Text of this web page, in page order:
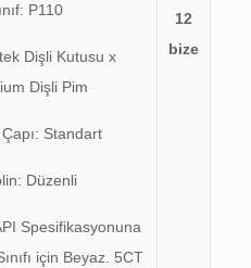
P110
Dişli Kutusu x
Dişli Pim
Standart
Düzenli
Spesifikasyonuna
için Beyaz. 5CT
12
bize